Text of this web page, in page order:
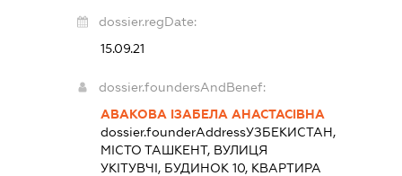
dossier.regDate:
15.09.21
dossier.foundersAndBenef:
АВАКОВА ІЗАБЕЛА АНАСТАСІВНА
dossier.founderAddressУЗБЕКИСТАН,
МІСТО ТАШКЕНТ, ВУЛИЦЯ
УКІТУВЧІ, БУДИНОК 10, КВАРТИРА